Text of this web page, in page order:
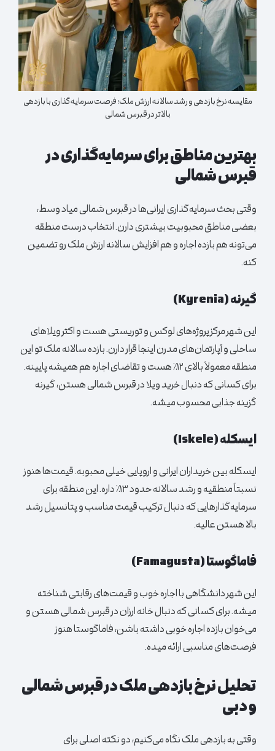
مقایسه نرخ بازدهی و رشد سالانه ارزش ملک؛ فرصت سرمایه‌گذاری با بازدهی
بالاتر در قبرس شمالی
بهترین مناطق برای سرمایه‌گذاری در
قبرس شمالی
وقتی بحث سرمایه‌گذاری ایرانی‌ها در قبرس شمالی میاد وسط،
بعضی مناطق محبوبیت بیشتری دارن. انتخاب درست منطقه
می‌تونه هم بازده اجاره و هم افزایش سالانه ارزش ملک رو تضمین
کنه.
گیرنه (Kyrenia)
این شهر مرکز پروژه‌های لوکس و توریستی هست و اکثر ویلاهای
ساحلی و آپارتمان‌های مدرن اینجا قرار دارن. بازده سالانه ملک تو این
منطقه معمولاً بالای ۱۲٪ هست و تقاضای اجاره هم همیشه پایینه.
برای کسانی که دنبال خرید ویلا در قبرس شمالی هستن، گیرنه
گزینه جذابی محسوب میشه.
ایسکله (Iskele)
ایسکله بین خریداران ایرانی و اروپایی خیلی محبوبه. قیمت‌ها هنوز
نسبتاً منطقیه و رشد سالانه حدود ۱۳٪ داره. این منطقه برای
سرمایه‌گذارهایی که دنبال ترکیب قیمت مناسب و پتانسیل رشد
بالا هستن عالیه.
فاماگوستا (Famagusta)
این شهر دانشگاهی با اجاره خوب و قیمت‌های رقابتی شناخته
میشه. برای کسانی که دنبال خانه ارزان در قبرس شمالی هستن و
می‌خوان بازده اجاره خوبی داشته باشن، فاماگوستا هنوز
فرصت‌های مناسبی ارائه میده.
تحلیل نرخ بازدهی ملک در قبرس شمالی
و دبی
وقتی به بازدهی ملک نگاه می‌کنیم، دو نکته اصلی برای